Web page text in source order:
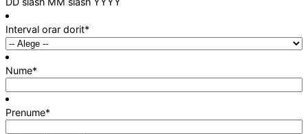
Interval orar dorit*
Nume*
Prenume*